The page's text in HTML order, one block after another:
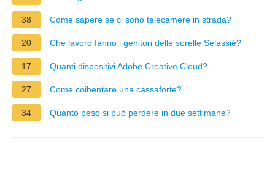
38 Come sapere se ci sono telecamere in strada?
20 Che lavoro fanno i genitori delle sorelle Selassié?
17 Quanti dispositivi Adobe Creative Cloud?
27 Come coibentare una cassaforte?
34 Quanto peso si può perdere in due settimane?